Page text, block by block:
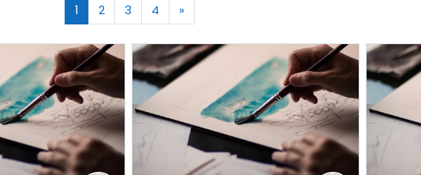
1(actual)
2 3 4 »Página siguiente